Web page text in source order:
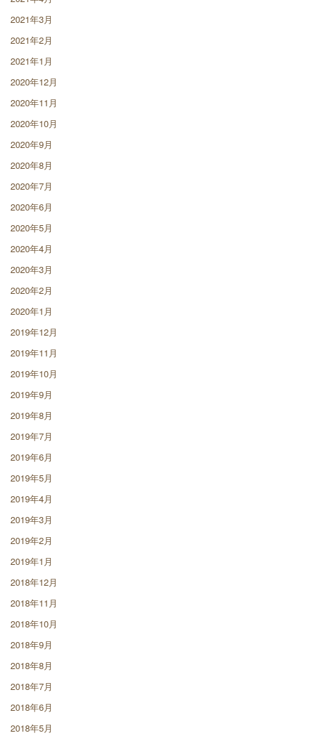
2021年3月
2021年2月
2021年1月
2020年12月
2020年11月
2020年10月
2020年9月
2020年8月
2020年7月
2020年6月
2020年5月
2020年4月
2020年3月
2020年2月
2020年1月
2019年12月
2019年11月
2019年10月
2019年9月
2019年8月
2019年7月
2019年6月
2019年5月
2019年4月
2019年3月
2019年2月
2019年1月
2018年12月
2018年11月
2018年10月
2018年9月
2018年8月
2018年7月
2018年6月
2018年5月